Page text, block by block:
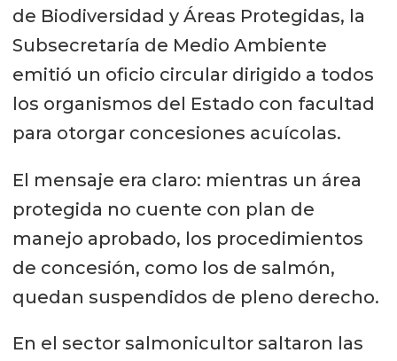
de Biodiversidad y Áreas Protegidas, la
Subsecretaría de Medio Ambiente
emitió un oficio circular dirigido a todos
los organismos del Estado con facultad
para otorgar concesiones acuícolas.
El mensaje era claro: mientras un área
protegida no cuente con plan de
manejo aprobado, los procedimientos
de concesión, como los de salmón,
quedan suspendidos de pleno derecho.
En el sector salmonicultor saltaron las